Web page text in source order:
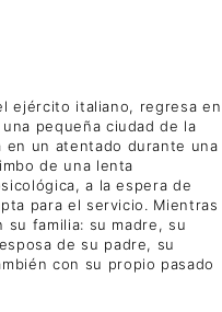
ejército italiano, regresa en
pequeña ciudad de la
en un atentado durante una
de una lenta
a la espera de
para el servicio. Mientras
familia: su madre, su
de su padre, su
con su propio pasado